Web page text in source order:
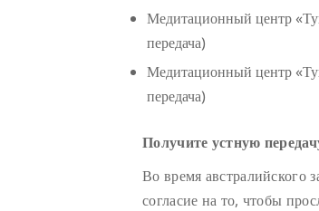
Медитационный центр
передача)
Медитационный центр
передача)
Получите устную
Во время австралийского
согласие на то, чтобы